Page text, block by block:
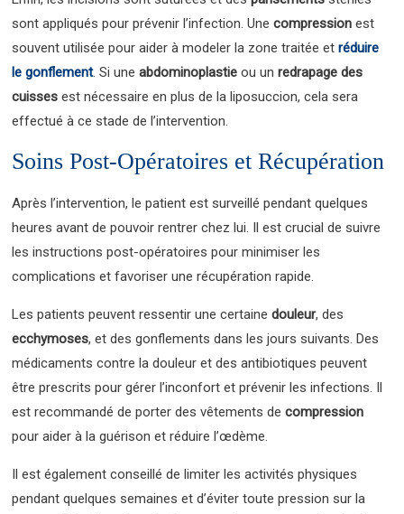
sont appliqués pour prévenir l’infection. Unecompression est
souvent utilisée pour aider à modeler la zone traitée etréduire
le gonflement. Si uneabdominoplastie ou unredrapage des
cuisses est nécessaire en plus de la liposuccion, cela sera
effectué à ce stade de l’intervention.
Soins Post-Opératoires et Récupération
Après l’intervention, le patient est surveillé pendant quelques
heures avant de pouvoir rentrer chez lui. Il est crucial de suivre
les instructions post-opératoires pour minimiser les
complications et favoriser une récupération rapide.
Les patients peuvent ressentir une certainedouleur, des
ecchymoses, et des gonflements dans les jours suivants. Des
médicaments contre la douleur et des antibiotiques peuvent
être prescrits pour gérer l’inconfort et prévenir les infections. Il
est recommandé de porter des vêtements decompression
pour aider à la guérison et réduire l’œdème.
Il est également conseillé de limiter les activités physiques
pendant quelques semaines et d’éviter toute pression sur la